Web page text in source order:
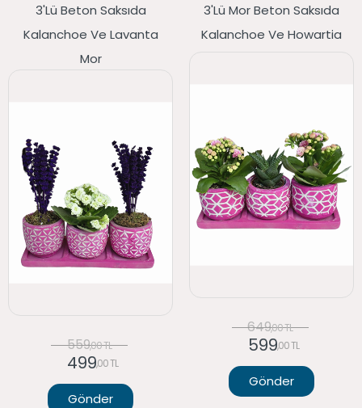
3'lü Beton Saksıda
Kalanchoe Ve Lavanta
Mor
559,00 TL
499,00 TL
Gönder
3'lü Mor Beton Saksıda
Kalanchoe Ve Howartia
649,00 TL
599,00 TL
Gönder